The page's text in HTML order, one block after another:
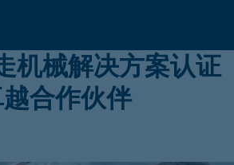
机械解决方案认证
合作伙伴